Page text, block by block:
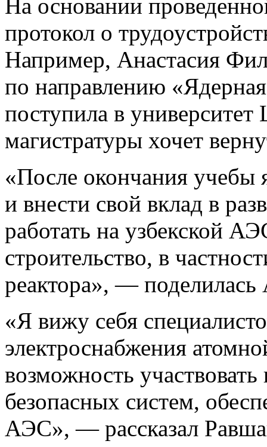
На основании
протокол о
Например, Анастасия
по направлению
поступила в
магистратуры хочет
«После окончания учебы
и внести свой вклад в
работать на узбекской
строительство, в
реактора», — поделилась
«Я вижу себя
электроснабжения
возможность
безопасных систем,
АЭС», — рассказал